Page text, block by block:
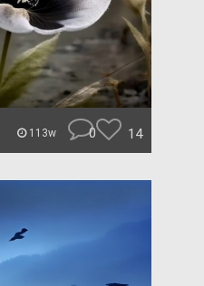
113w 0 14